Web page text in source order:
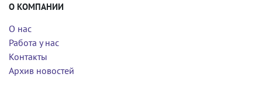
О КОМПАНИИ
О нас
Работа у нас
Контакты
Архив новостей